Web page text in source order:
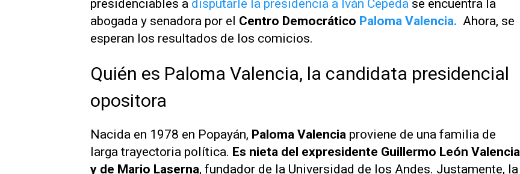
presidenciables a disputarle la presidencia a Iván Cepeda se encuentra la
abogada y senadora por el Centro Democrático Paloma Valencia. Ahora, se
esperan los resultados de los comicios.
Quién es Paloma Valencia, la candidata presidencial
opositora
Nacida en 1978 en Popayán, Paloma Valencia proviene de una familia de
larga trayectoria política. Es nieta del expresidente Guillermo León Valencia
y de Mario Laserna, fundador de la Universidad de los Andes. Justamente, la